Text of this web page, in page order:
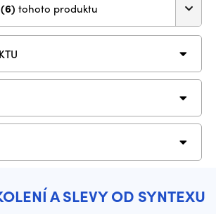
Další varianty (6) tohoto produktu
A SLEVY OD SYNTEXU